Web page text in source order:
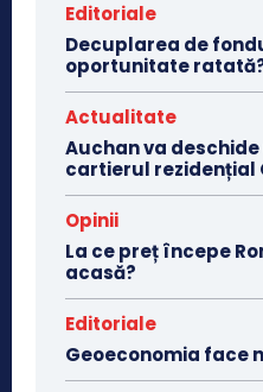
Editoriale
Decuplarea de
oportunitate
Actualitate
Auchan va
cartierul rezidențial
Opinii
La ce preț începe
acasă?
Editoriale
Geoeconomia face